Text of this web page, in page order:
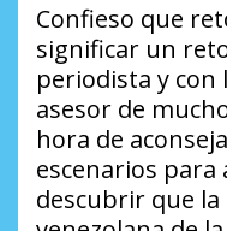
Confieso que
significar un
periodista y con
asesor de
hora de
escenarios para
descubrir que